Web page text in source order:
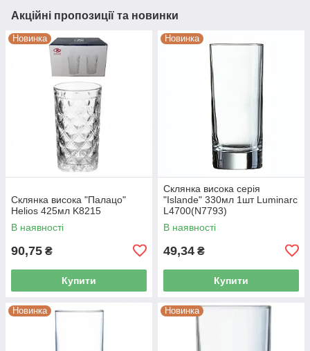
Акційні пропозиції та новинки
Новинка
Склянка висока "Палацо"
Helios 425мл K8215
В наявності
90,75 ₴
Купити
Новинка
Склянка висока серія
"Islande" 330мл 1шт Luminarc
L4700(N7793)
В наявності
49,34 ₴
Купити
Новинка Новинка